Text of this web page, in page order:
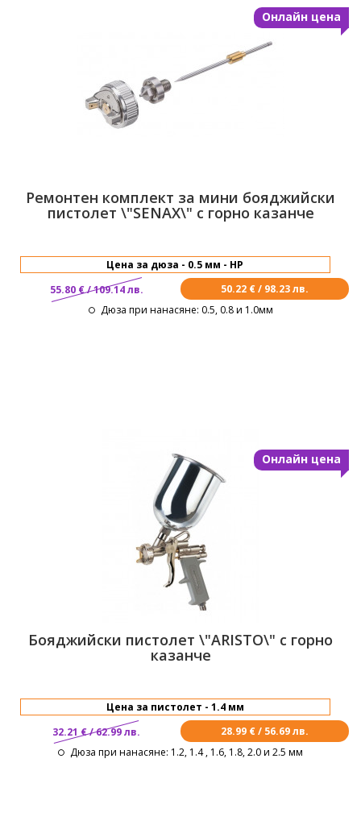
Ремонтен комплект за мини бояджийски
пистолет \"SENAX\" с горно казанче
55.80 € / 109.14 лв.
50.22 € / 98.23 лв.
Дюза при нанасяне: 0.5, 0.8 и 1.0мм
Бояджийски пистолет \"ARISTO\" с горно
казанче
32.21 € / 62.99 лв.
28.99 € / 56.69 лв.
Дюза при нанасяне: 1.2, 1.4 , 1.6, 1.8, 2.0 и 2.5 мм